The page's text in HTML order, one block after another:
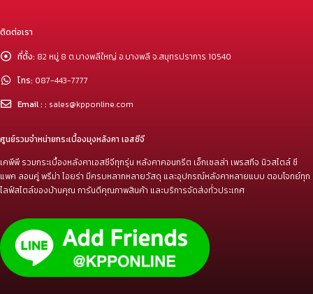
ติดต่อเรา
ที่ตั้ง: 82 หมู่ 8 ต.บางพลีใหญ่ อ.บางพลี จ.สมุทรปราการ 10540
โทร: 087-443-7777
Email : : sales@kpponline.com
ศูนย์รวมจำหน่ายกระเบื้องมุงหลังคา เอสซีจี
เคพีพี รวมกระเบื้องหลังคาเอสซีจีทุกรุ่น หลังคาคอนกรีต เอ็กเซลล่า เพรสทีจ นิวสไตล์ ซี
แพค ลอนคู่ พรีม่า ไอยร่า มีครบหลากหลายวัสดุ และอุปกรณ์หลังคาหลายแบบ ตอบโจทย์ทุก
ไลฟ์สไตล์ของบ้านคุณ การันตีคุณภาพสินค้า และบริการจัดส่งทั่วประเทศ